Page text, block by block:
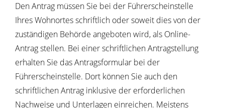
Den Antrag müssen Sie bei der Führerscheinstelle
Ihres Wohnortes schriftlich oder soweit dies von der
zuständigen Behörde angeboten wird, als Online-
Antrag stellen. Bei einer schriftlichen Antragstellung
erhalten Sie das Antragsformular bei der
Führerscheinstelle. Dort können Sie auch den
schriftlichen Antrag inklusive der erforderlichen
Nachweise und Unterlagen einreichen. Meistens